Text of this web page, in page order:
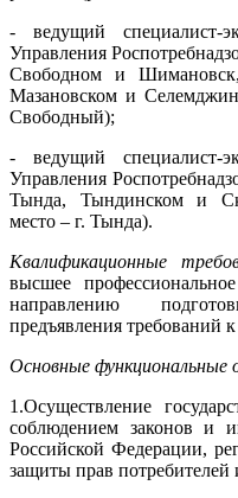
- ведущий специалист-
Управления
Свободном и
Мазановском и
Свободный);
- ведущий специалист-
Управления
Тында, Тындинском и
место – г. Тында).
Квалификационные
высшее
направлению
предъявления требований к
Основные функциональные
1.Осуществление
соблюдением законов и
Российской Федерации,
защиты прав потребителей